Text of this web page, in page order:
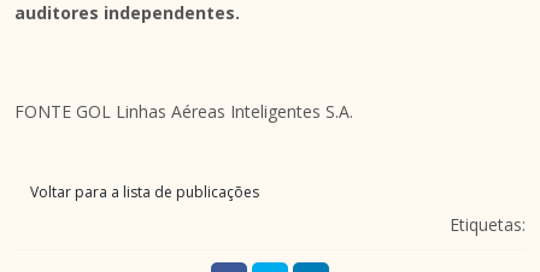
auditores independentes.
FONTE GOL Linhas Aéreas Inteligentes S.A.
Voltar para a lista de publicações
Etiquetas: